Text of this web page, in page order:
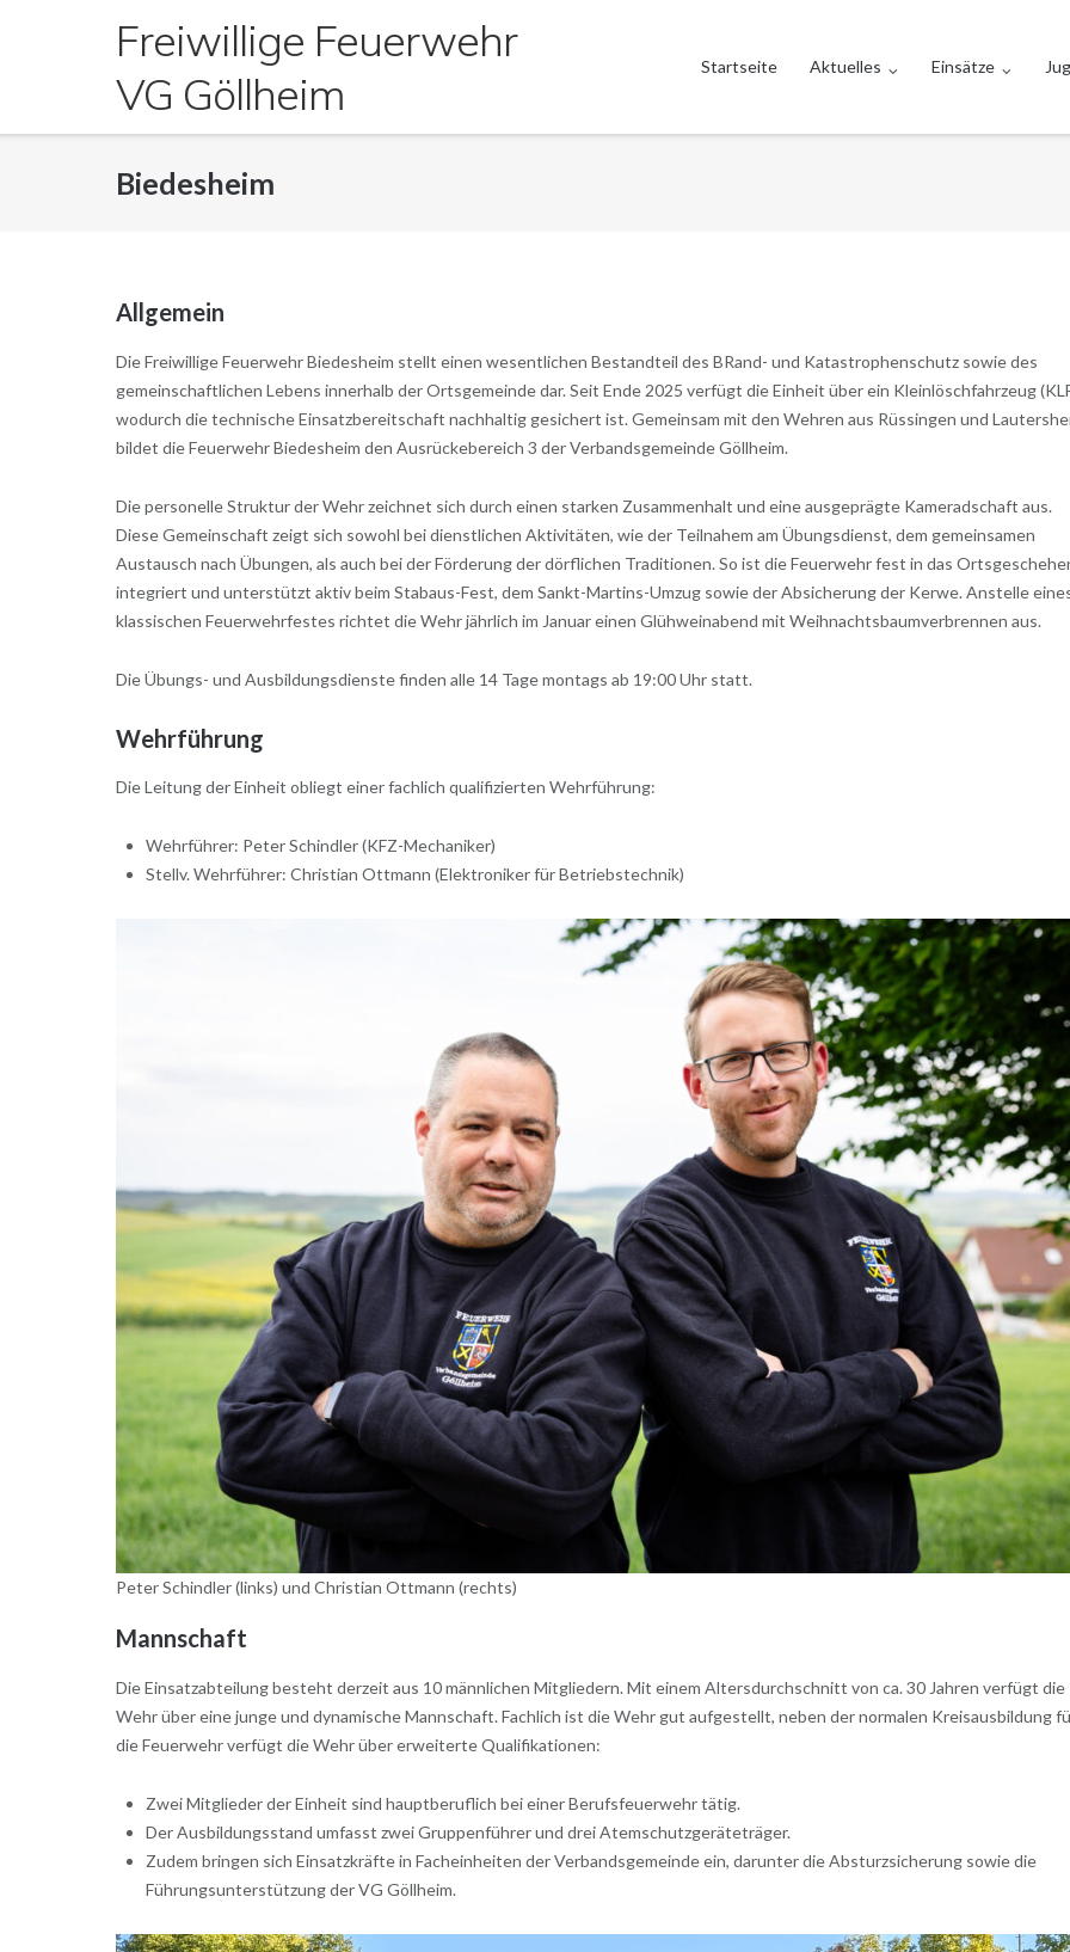
Freiwillige Feuerwehr
VG Göllheim
Startseite Aktuelles Einsätze
Biedesheim
Allgemein
Die Freiwillige Feuerwehr Biedesheim stellt einen wesentlichen Bestandteil des BRand- und Katastrophenschutz sowie des
gemeinschaftlichen Lebens innerhalb der Ortsgemeinde dar. Seit Ende 2025 verfügt die Einheit über ein Kleinlöschfahrzeug
wodurch die technische Einsatzbereitschaft nachhaltig gesichert ist. Gemeinsam mit den Wehren aus Rüssingen und
bildet die Feuerwehr Biedesheim den Ausrückebereich 3 der Verbandsgemeinde Göllheim.
Die personelle Struktur der Wehr zeichnet sich durch einen starken Zusammenhalt und eine ausgeprägte Kameradschaft aus.
Diese Gemeinschaft zeigt sich sowohl bei dienstlichen Aktivitäten, wie der Teilnahem am Übungsdienst, dem gemeinsamen
Austausch nach Übungen, als auch bei der Förderung der dörflichen Traditionen. So ist die Feuerwehr fest in das
integriert und unterstützt aktiv beim Stabaus-Fest, dem Sankt-Martins-Umzug sowie der Absicherung der Kerwe. Anstelle
klassischen Feuerwehrfestes richtet die Wehr jährlich im Januar einen Glühweinabend mit Weihnachtsbaumverbrennen aus.
Die Übungs- und Ausbildungsdienste finden alle 14 Tage montags ab 19:00 Uhr statt.
Wehrführung
Die Leitung der Einheit obliegt einer fachlich qualifizierten Wehrführung:
Wehrführer: Peter Schindler (KFZ-Mechaniker)
Stellv. Wehrführer: Christian Ottmann (Elektroniker für Betriebstechnik)
Peter Schindler (links) und Christian Ottmann (rechts)
Mannschaft
Die Einsatzabteilung besteht derzeit aus 10 männlichen Mitgliedern. Mit einem Altersdurchschnitt von ca. 30 Jahren verfügt die
Wehr über eine junge und dynamische Mannschaft. Fachlich ist die Wehr gut aufgestellt, neben der normalen Kreisausbildung
die Feuerwehr verfügt die Wehr über erweiterte Qualifikationen:
Zwei Mitglieder der Einheit sind hauptberuflich bei einer Berufsfeuerwehr tätig.
Der Ausbildungsstand umfasst zwei Gruppenführer und drei Atemschutzgeräteträger.
Zudem bringen sich Einsatzkräfte in Facheinheiten der Verbandsgemeinde ein, darunter die Absturzsicherung sowie die
Führungsunterstützung der VG Göllheim.